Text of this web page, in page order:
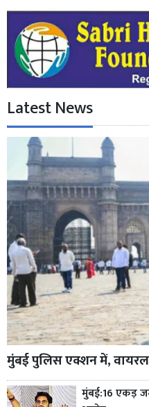
Latest News
मुंबई पुलिस एक्शन में,
मुंबई:16 एकड़